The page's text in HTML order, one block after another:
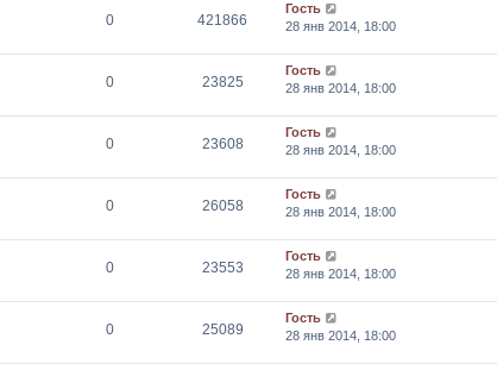
0 421866
Гость
28 янв 2014, 18:00
0 23825
Гость
28 янв 2014, 18:00
0 23608
Гость
28 янв 2014, 18:00
0 26058
Гость
28 янв 2014, 18:00
0 23553
Гость
28 янв 2014, 18:00
0 25089
Гость
28 янв 2014, 18:00